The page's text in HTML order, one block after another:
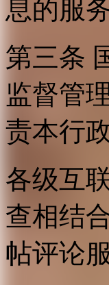
息的服务
第三条
监督管
责本行
各级互
查相结
帖评论